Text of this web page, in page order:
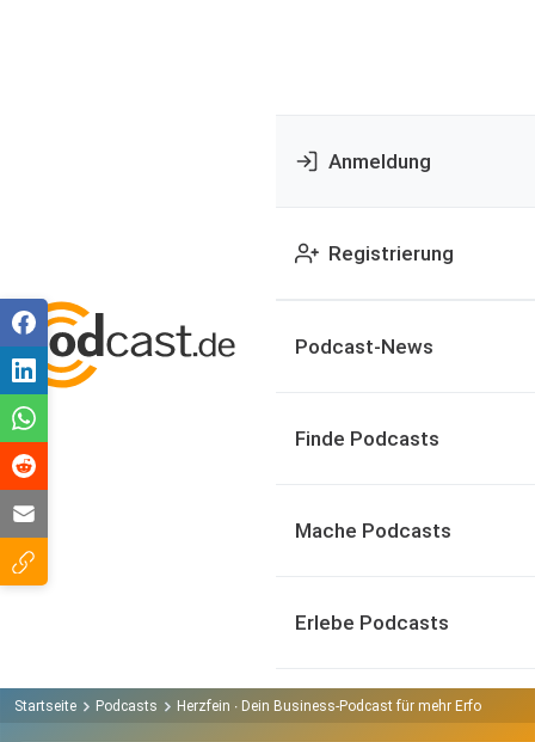
Anmeldung
Registrierung
Podcast-News
Finde Podcasts
Mache Podcasts
Erlebe Podcasts
Startseite Podcasts Herzfein ∙ Dein Business-Podcast für mehr Erfolg als